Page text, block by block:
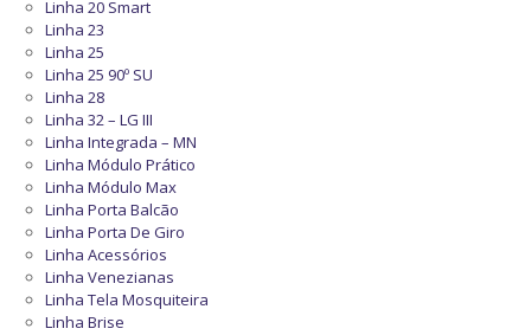
Linha 20 Smart
Linha 23
Linha 25
Linha 25 90º SU
Linha 28
Linha 32 – LG III
Linha Integrada – MN
Linha Módulo Prático
Linha Módulo Max
Linha Porta Balcão
Linha Porta De Giro
Linha Acessórios
Linha Venezianas
Linha Tela Mosquiteira
Linha Brise